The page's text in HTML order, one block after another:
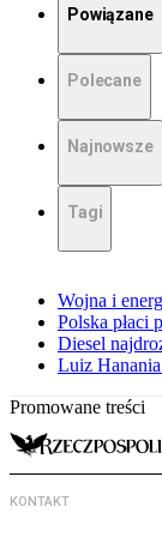
Powiązane
Polecane
Najnowsze
Tagi
Wojna i
Polska płaci
Diesel
Luiz
Promowane treści
KONTAKT